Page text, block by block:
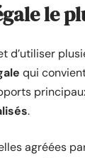
le
d’utiliser
qui
.
agréées